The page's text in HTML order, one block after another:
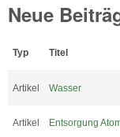
Neue
Typ Titel
Artikel Wasser
Artikel Entsorgung